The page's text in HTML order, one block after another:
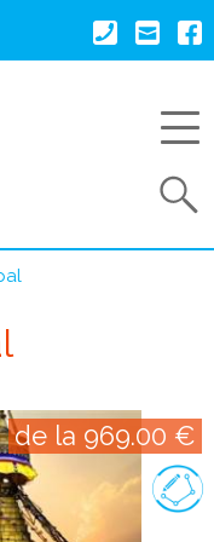
de la 969.00 €